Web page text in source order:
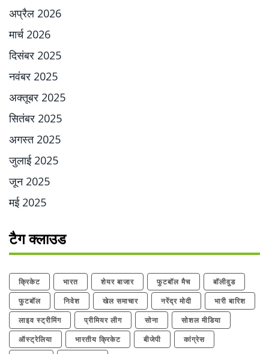
अप्रैल 2026
मार्च 2026
दिसंबर 2025
नवंबर 2025
अक्तूबर 2025
सितंबर 2025
अगस्त 2025
जुलाई 2025
जून 2025
मई 2025
टैग क्लाउड
क्रिकेट भारत शेयर बाजार फुटबॉल मैच
बॉलीवुड
फुटबॉल
निवेश खेल समाचार नरेंद्र मोदी
भारी बारिश
लाइव स्ट्रीमिंग
प्रीमियर लीग सोना
सोशल मीडिया
ऑस्ट्रेलिया
भारतीय क्रिकेट बीजेपी
कांग्रेस